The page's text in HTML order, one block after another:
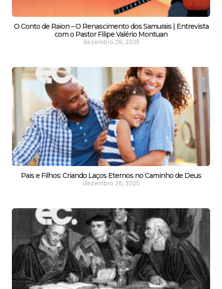
O Conto de Raion – O Renascimento dos Samurais | Entrevista
com o Pastor Filipe Valério Montuan
dezembro 29, 2025
Pais e Filhos: Criando Laços Eternos no Caminho de Deus
dezembro 26, 2025